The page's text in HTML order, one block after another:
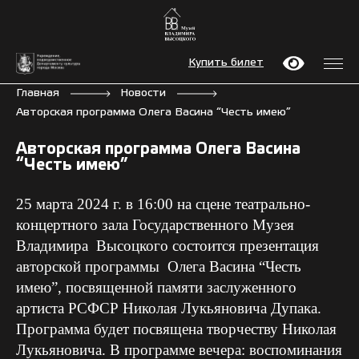
Купить билет
Главная
Новости
Авторская программа Олега Васина “Честь имею”
Авторская программа Олега Васина
“Честь имею”
25 марта 2024 г. в 16:00 на сцене театрально-
концертного зала Государственного Музея
Владимира Высоцкого состоится презентация
авторской программы Олега Васина “Честь
имею”, посвященной памяти заслуженного
артиста РСФСР Николая Лукьяновича Дупака.
Программа будет посвящена творчеству Николая
Лукьяновича. В программе вечера: воспоминания